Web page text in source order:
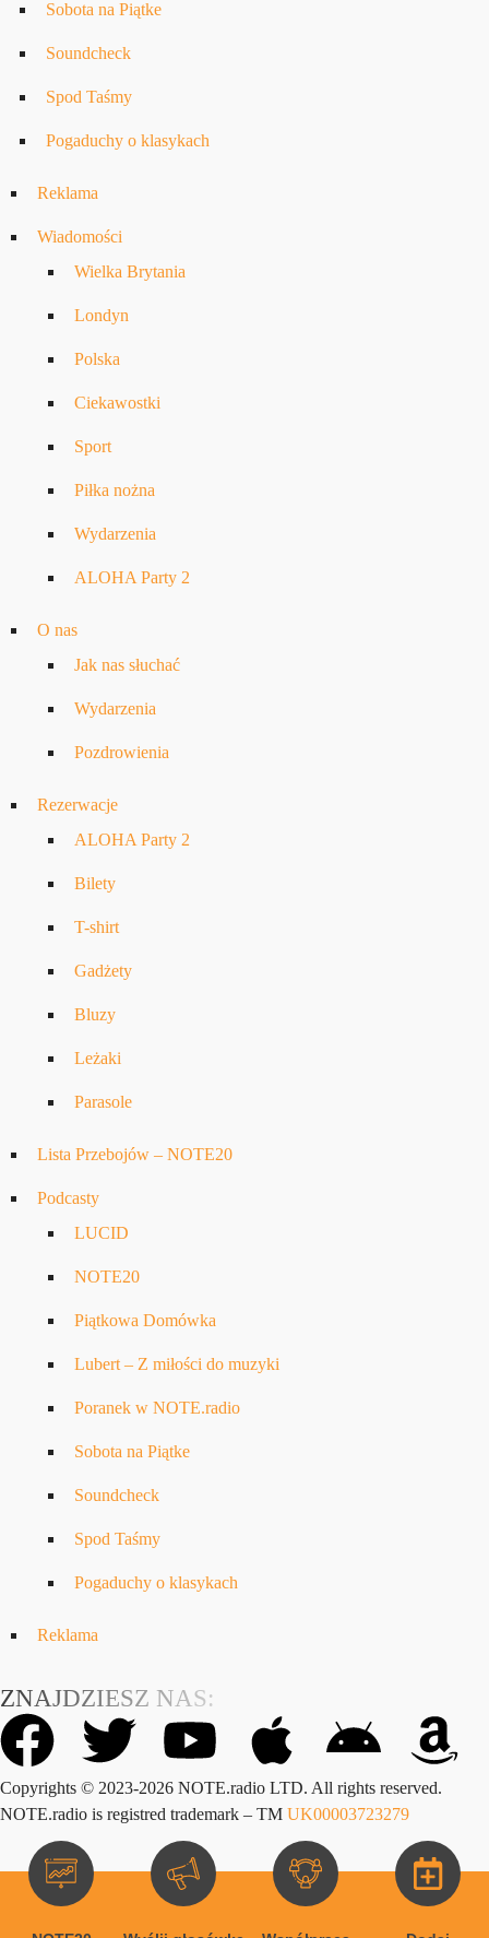
Sobota na Piątke
Soundcheck
Spod Taśmy
Pogaduchy o klasykach
Reklama
Wiadomości
Wielka Brytania
Londyn
Polska
Ciekawostki
Sport
Piłka nożna
Wydarzenia
ALOHA Party 2
O nas
Jak nas słuchać
Wydarzenia
Pozdrowienia
Rezerwacje
ALOHA Party 2
Bilety
T-shirt
Gadżety
Bluzy
Leżaki
Parasole
Lista Przebojów – NOTE20
Podcasty
LUCID
NOTE20
Piątkowa Domówka
Lubert – Z miłości do muzyki
Poranek w NOTE.radio
Sobota na Piątke
Soundcheck
Spod Taśmy
Pogaduchy o klasykach
Reklama
ZNAJDZIESZ NAS:
Copyrights © 2023-2026 NOTE.radio LTD. All rights reserved.
NOTE.radio is registred trademark – TM UK00003723279